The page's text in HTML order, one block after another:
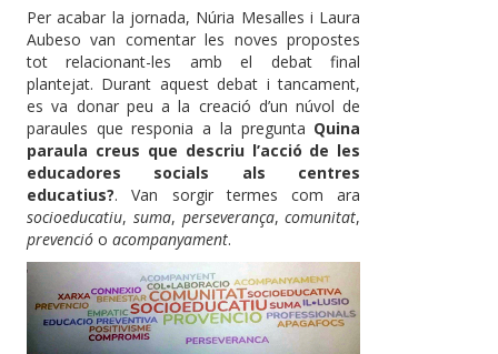
Per acabar la jornada, Núria Mesalles i Laura
Aubeso van comentar les noves propostes
tot relacionant-les amb el debat final
plantejat. Durant aquest debat i tancament,
es va donar peu a la creació d’un núvol de
paraules que responia a la pregunta Quina
paraula creus que descriu l’acció de les
educadores socials als centres
educatius?. Van sorgir termes com ara
socioeducatiu, suma, perseverança,comunitat,
prevenció o acompanyament.